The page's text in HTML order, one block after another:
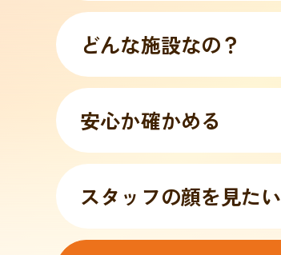
どんな施設なの？
安心か確かめる
スタッフの顔を見たい